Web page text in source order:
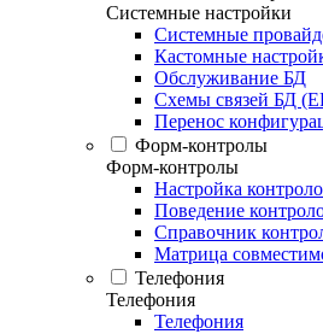
Системные настройки
Системные
Кастомные
Обслуживание БД
Схемы связей БД
Перенос
Форм-контролы
Форм-контролы
Настройка
Поведение
Справочник
Матрица
Телефония
Телефония
Телефония